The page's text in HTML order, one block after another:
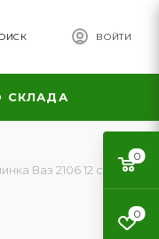
ВОЙТИ
СКЛАДА
Ваз 2106 12 см
0
0